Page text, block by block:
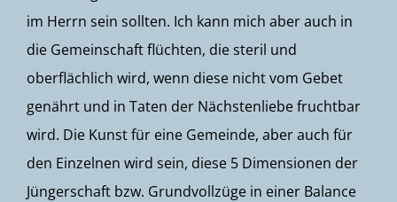
im Herrn sein sollten. Ich kann mich aber auch in
die Gemeinschaft flüchten, die steril und
oberflächlich wird, wenn diese nicht vom Gebet
genährt und in Taten der Nächstenliebe fruchtbar
wird. Die Kunst für eine Gemeinde, aber auch für
den Einzelnen wird sein, diese 5 Dimensionen der
Jüngerschaft bzw. Grundvollzüge in einer Balance